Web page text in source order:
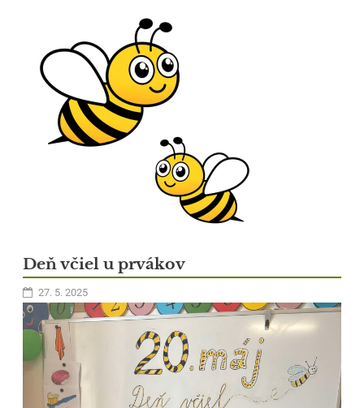
sochy, fontány a kostoly plné histórie. Bolo skvelé vidieť, ako sa spája
história s každodenným životom ľudí. Bol to výlet plný nových
zážitkov.
Deň včiel u prvákov
27. 5. 2025